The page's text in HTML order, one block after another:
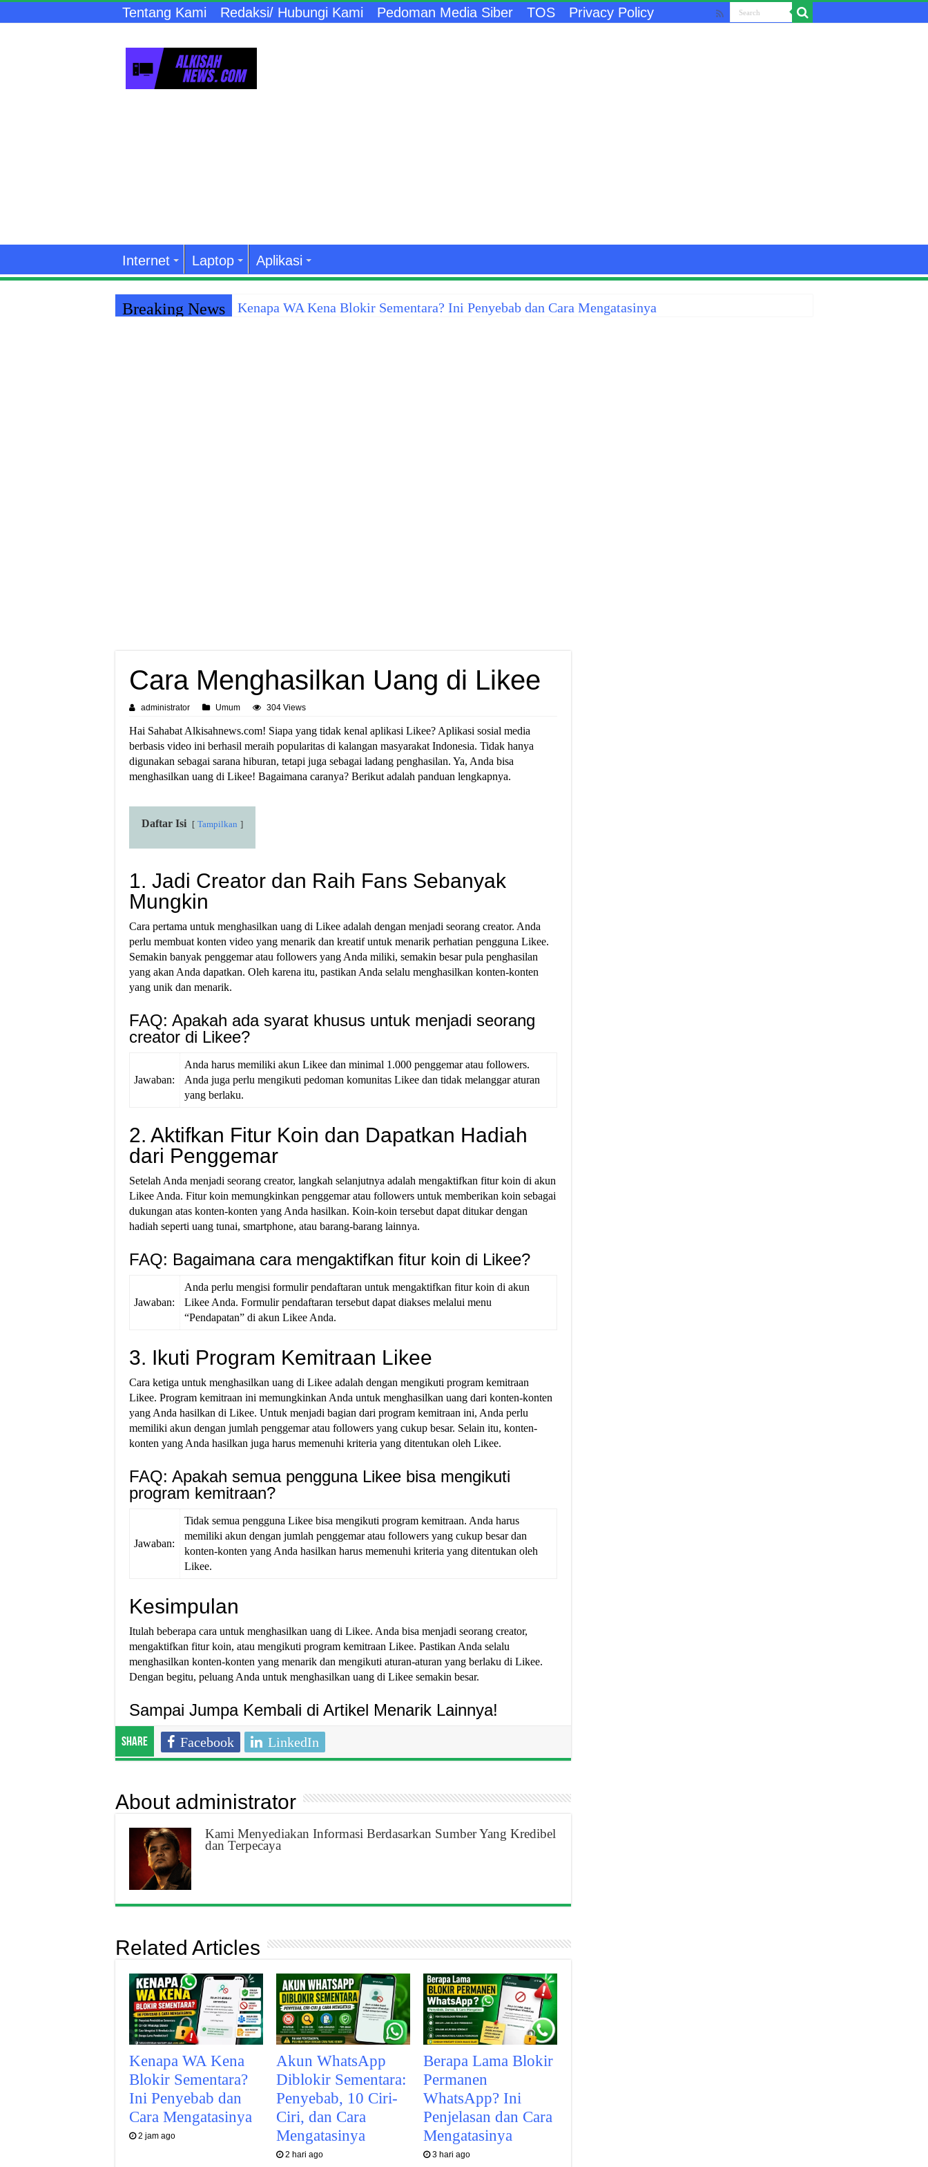
Tentang Kami Redaksi/ Hubungi Kami Pedoman Media Siber TOS Privacy Policy
Internet Laptop Aplikasi
Breaking News Kenapa WA Kena Blokir Sementara? Ini Penyebab dan Cara Mengatasinya
Cara Menghasilkan Uang di Likee
administrator Umum 304 Views
Hai Sahabat Alkisahnews.com! Siapa yang tidak kenal aplikasi Likee? Aplikasi sosial media
berbasis video ini berhasil meraih popularitas di kalangan masyarakat Indonesia. Tidak hanya
digunakan sebagai sarana hiburan, tetapi juga sebagai ladang penghasilan. Ya, Anda bisa
menghasilkan uang di Likee! Bagaimana caranya? Berikut adalah panduan lengkapnya.
Daftar Isi Tampilkan
1. Jadi Creator dan Raih Fans Sebanyak
Mungkin
Cara pertama untuk menghasilkan uang di Likee adalah dengan menjadi seorang creator. Anda
perlu membuat konten video yang menarik dan kreatif untuk menarik perhatian pengguna Likee.
Semakin banyak penggemar atau followers yang Anda miliki, semakin besar pula penghasilan
yang akan Anda dapatkan. Oleh karena itu, pastikan Anda selalu menghasilkan konten-konten
yang unik dan menarik.
FAQ: Apakah ada syarat khusus untuk menjadi seorang
creator di Likee?
Jawaban:
Anda harus memiliki akun Likee dan minimal 1.000 penggemar atau followers.
Anda juga perlu mengikuti pedoman komunitas Likee dan tidak melanggar aturan
yang berlaku.
2. Aktifkan Fitur Koin dan Dapatkan Hadiah
dari Penggemar
Setelah Anda menjadi seorang creator, langkah selanjutnya adalah mengaktifkan fitur koin di akun
Likee Anda. Fitur koin memungkinkan penggemar atau followers untuk memberikan koin sebagai
dukungan atas konten-konten yang Anda hasilkan. Koin-koin tersebut dapat ditukar dengan
hadiah seperti uang tunai, smartphone, atau barang-barang lainnya.
FAQ: Bagaimana cara mengaktifkan fitur koin di Likee?
Jawaban:
Anda perlu mengisi formulir pendaftaran untuk mengaktifkan fitur koin di akun
Likee Anda. Formulir pendaftaran tersebut dapat diakses melalui menu
“Pendapatan” di akun Likee Anda.
3. Ikuti Program Kemitraan Likee
Cara ketiga untuk menghasilkan uang di Likee adalah dengan mengikuti program kemitraan
Likee. Program kemitraan ini memungkinkan Anda untuk menghasilkan uang dari konten-konten
yang Anda hasilkan di Likee. Untuk menjadi bagian dari program kemitraan ini, Anda perlu
memiliki akun dengan jumlah penggemar atau followers yang cukup besar. Selain itu, konten-
konten yang Anda hasilkan juga harus memenuhi kriteria yang ditentukan oleh Likee.
FAQ: Apakah semua pengguna Likee bisa mengikuti
program kemitraan?
Jawaban:
Tidak semua pengguna Likee bisa mengikuti program kemitraan. Anda harus
memiliki akun dengan jumlah penggemar atau followers yang cukup besar dan
konten-konten yang Anda hasilkan harus memenuhi kriteria yang ditentukan oleh
Likee.
Kesimpulan
Itulah beberapa cara untuk menghasilkan uang di Likee. Anda bisa menjadi seorang creator,
mengaktifkan fitur koin, atau mengikuti program kemitraan Likee. Pastikan Anda selalu
menghasilkan konten-konten yang menarik dan mengikuti aturan-aturan yang berlaku di Likee.
Dengan begitu, peluang Anda untuk menghasilkan uang di Likee semakin besar.
Sampai Jumpa Kembali di Artikel Menarik Lainnya!
Share Facebook LinkedIn
About administrator
Kami Menyediakan Informasi Berdasarkan Sumber Yang Kredibel
dan Terpecaya
Related Articles
Kenapa WA Kena
Blokir Sementara?
Ini Penyebab dan
Cara Mengatasinya
2 jam ago
Akun WhatsApp
Diblokir Sementara:
Penyebab, 10 Ciri-
Ciri, dan Cara
Mengatasinya
2 hari ago
Berapa Lama Blokir
Permanen
WhatsApp? Ini
Penjelasan dan Cara
Mengatasinya
3 hari ago